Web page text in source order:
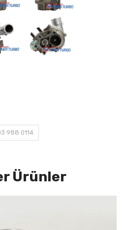
988 0114
Ürünler